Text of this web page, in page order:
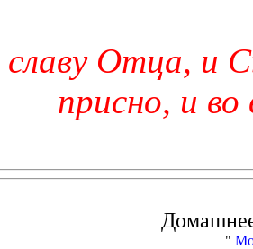
Отца, и
присно, и во
"